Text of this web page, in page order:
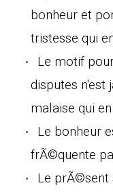
bonheur et
tristesse qui
Le motif
disputes n'est
malaise qui
Le bonheur
frÃ©quente
Le prÃ©sent